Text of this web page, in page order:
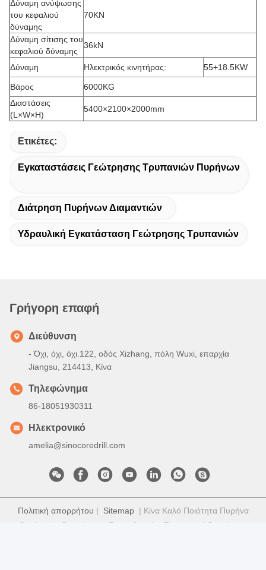
Δύναμη ανύψωσης
του κεφαλιού
δύναμης
70KN
Δύναμη σίτισης του
κεφαλιού δύναμης
36kN
Δύναμη Ηλεκτρικός κινητήρας: 55+18.5KW
Βάρος
6000KG
Διαστάσεις
(L×W×H)
5400×2100×2000mm
Ετικέτες:
Εγκαταστάσεις Γεώτρησης Τρυπανιών Πυρήνων
Διάτρηση Πυρήνων Διαμαντιών
Υδραυλική Εγκατάσταση Γεώτρησης Τρυπανιών
Γρήγορη επαφή
Διεύθυνση
- Όχι, όχι, όχι.122, οδός Xizhang, πόλη Wuxi, επαρχία
Jiangsu, 214413, Κίνα
Τηλεφώνημα
86-18051930311
Ηλεκτρονικό
amelia@sinocoredrill.com
Πολιτική απορρήτου | Sitemap| Κίνα Καλό Ποιότητα Πυρήνα
εξοπλισμός διατρήσεων Προμηθευτής. Πνευματικά δικαιώματα
Good day, what product are you looking for?